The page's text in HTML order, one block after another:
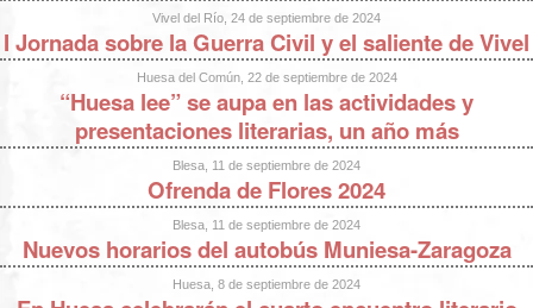
Vivel del Río, 24 de septiembre de 2024
I Jornada sobre la Guerra Civil y el saliente de Vivel
Huesa del Común, 22 de septiembre de 2024
“Huesa lee” se aupa en las actividades y
presentaciones literarias, un año más
Blesa, 11 de septiembre de 2024
Ofrenda de Flores 2024
Blesa, 11 de septiembre de 2024
Nuevos horarios del autobús Muniesa-Zaragoza
Huesa, 8 de septiembre de 2024